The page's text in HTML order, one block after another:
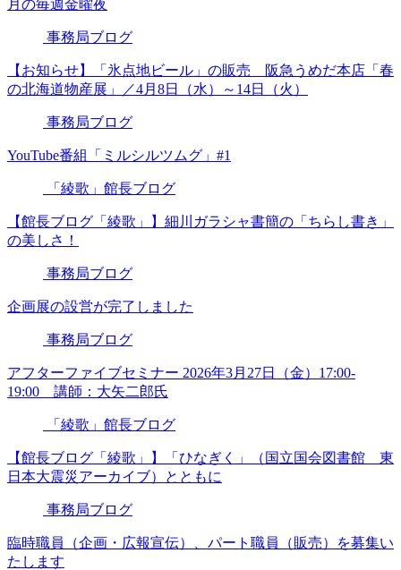
月の毎週金曜夜
事務局ブログ
【お知らせ】「氷点地ビール」の販売 阪急うめだ本店「春
の北海道物産展」／4月8日（水）～14日（火）
事務局ブログ
YouTube番組「ミルシルツムグ」#1
「綾歌」館長ブログ
【館長ブログ「綾歌」】細川ガラシャ書簡の「ちらし書き」
の美しさ！
事務局ブログ
企画展の設営が完了しました
事務局ブログ
アフターファイブセミナー 2026年3月27日（金）17:00-
19:00 講師：大矢二郎氏
「綾歌」館長ブログ
【館長ブログ「綾歌」】「ひなぎく」（国立国会図書館 東
日本大震災アーカイブ）とともに
事務局ブログ
臨時職員（企画・広報宣伝）、パート職員（販売）を募集い
たします